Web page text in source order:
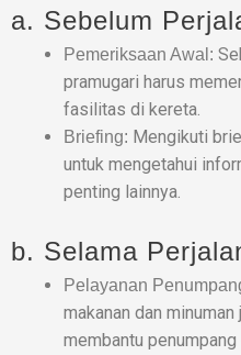
a. Sebelum
Pemeriksaan Awal:
pramugari harus
fasilitas di kereta.
Briefing: Mengikuti
untuk mengetahui
penting lainnya.
b. Selama
Pelayanan
makanan dan
membantu